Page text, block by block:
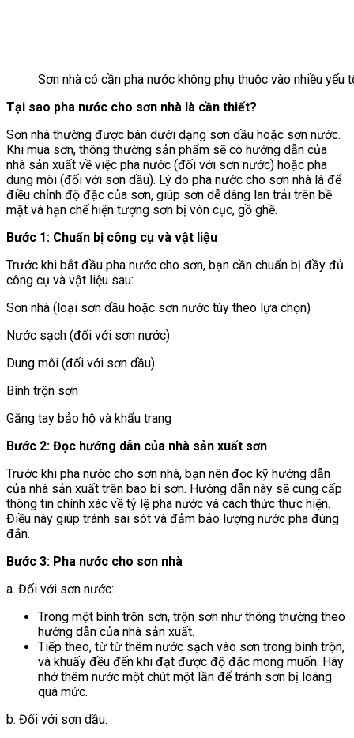
Sơn nhà có cần pha nước không phụ thuộc vào nhiều yếu
Tại sao pha nước cho sơn nhà là cần thiết?
Sơn nhà thường được bán dưới dạng sơn dầu hoặc sơn nước.
Khi mua sơn, thông thường sản phẩm sẽ có hướng dẫn của
nhà sản xuất về việc pha nước (đối với sơn nước) hoặc pha
dung môi (đối với sơn dầu). Lý do pha nước cho sơn nhà là để
điều chỉnh độ đặc của sơn, giúp sơn dễ dàng lan trải trên bề
mặt và hạn chế hiện tượng sơn bị vón cục, gồ ghề.
Bước 1: Chuẩn bị công cụ và vật liệu
Trước khi bắt đầu pha nước cho sơn, bạn cần chuẩn bị đầy đủ
công cụ và vật liệu sau:
Sơn nhà (loại sơn dầu hoặc sơn nước tùy theo lựa chọn)
Nước sạch (đối với sơn nước)
Dung môi (đối với sơn dầu)
Bình trộn sơn
Găng tay bảo hộ và khẩu trang
Bước 2: Đọc hướng dẫn của nhà sản xuất sơn
Trước khi pha nước cho sơn nhà, bạn nên đọc kỹ hướng dẫn
của nhà sản xuất trên bao bì sơn. Hướng dẫn này sẽ cung cấp
thông tin chính xác về tỷ lệ pha nước và cách thức thực hiện.
Điều này giúp tránh sai sót và đảm bảo lượng nước pha đúng
đắn.
Bước 3: Pha nước cho sơn nhà
a. Đối với sơn nước:
Trong một bình trộn sơn, trộn sơn như thông thường theo
hướng dẫn của nhà sản xuất.
Tiếp theo, từ từ thêm nước sạch vào sơn trong bình trộn,
và khuấy đều đến khi đạt được độ đặc mong muốn. Hãy
nhớ thêm nước một chút một lần để tránh sơn bị loãng
quá mức.
b. Đối với sơn dầu: